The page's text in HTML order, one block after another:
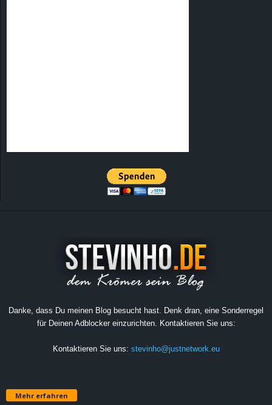
Danke, dass Du meinen Blog besucht hast. Denk dran, eine Sonderregel
für Deinen Adblocker einzurichten. Kontaktieren Sie uns:
Kontaktieren Sie uns: stevinho@justnetwork.eu
Mehr erfahren